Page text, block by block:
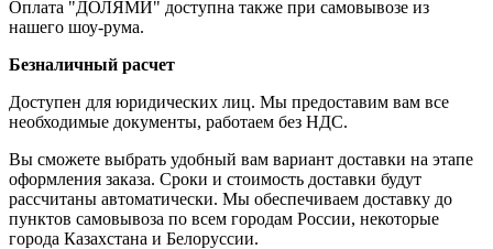
Оплата "ДОЛЯМИ" доступна также при самовывозе из
нашего шоу-рума.
Безналичный расчет
Доступен для юридических лиц. Мы предоставим вам все
необходимые документы, работаем без НДС.
Вы сможете выбрать удобный вам вариант доставки на этапе
оформления заказа. Сроки и стоимость доставки будут
рассчитаны автоматически. Мы обеспечиваем доставку до
пунктов самовывоза по всем городам России, некоторые
города Казахстана и Белоруссии.